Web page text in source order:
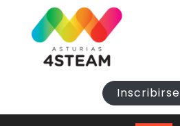
Inscribirse